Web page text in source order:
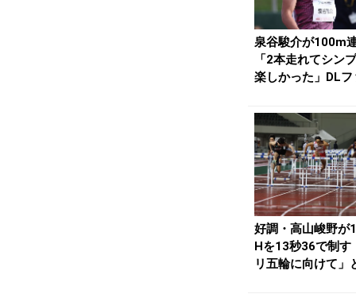
泉谷駿介が100m
「2本走れてシン
楽しかった」DLフ
好調・高山峻野が
Hを13秒36で制す
リ五輪に向けて」